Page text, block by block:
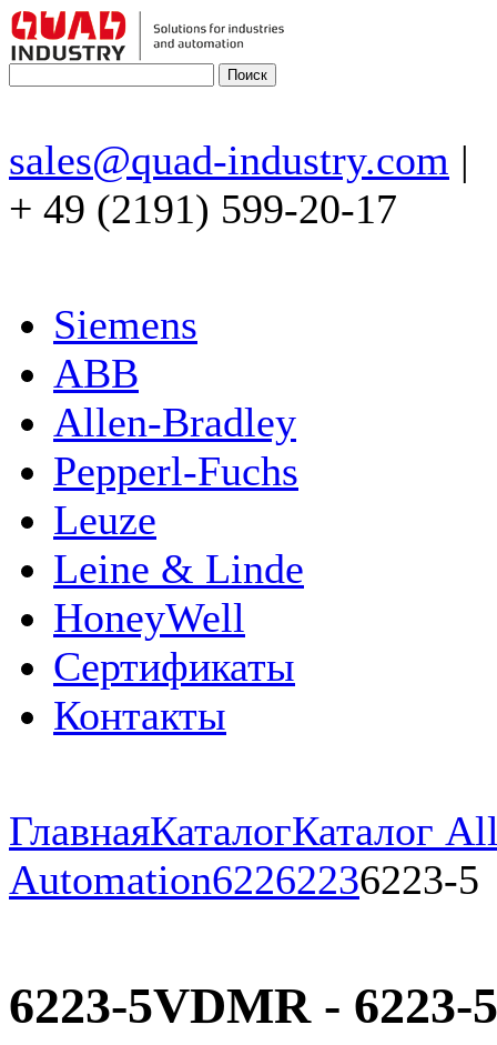
sales@quad-industry.com |
+ 49 (2191) 599-20-17
Siemens
ABB
Allen-Bradley
Pepperl-Fuchs
Leuze
Leine & Linde
HoneyWell
Сертификаты
Контакты
ГлавнаяКаталогКаталог
Automation62262236223-5
6223-5VDMR -